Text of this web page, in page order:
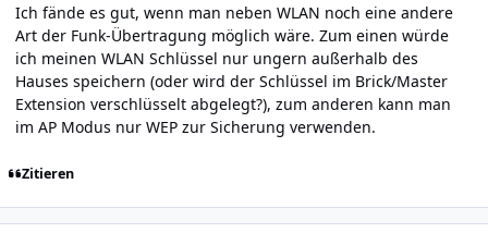
Ich fände es gut, wenn man neben WLAN noch eine andere
Art der Funk-Übertragung möglich wäre. Zum einen würde
ich meinen WLAN Schlüssel nur ungern außerhalb des
Hauses speichern (oder wird der Schlüssel im Brick/Master
Extension verschlüsselt abgelegt?), zum anderen kann man
im AP Modus nur WEP zur Sicherung verwenden.
Zitieren